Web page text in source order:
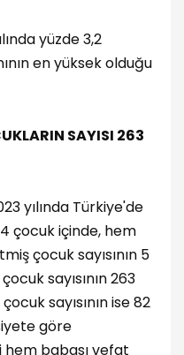
yüzde 3,2
en yüksek olduğu
SAYISI 263
yılında Türkiye'de
çocuk içinde, hem
çocuk sayısının 5
sayısının 263
sayısının ise 82
göre
babası vefat